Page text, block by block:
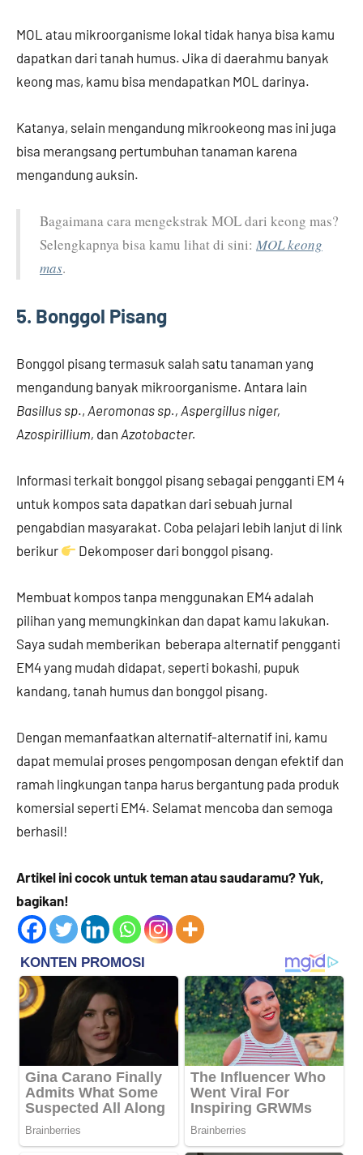
MOL atau mikroorganisme lokal tidak hanya bisa kamu
dapatkan dari tanah humus. Jika di daerahmu banyak
keong mas, kamu bisa mendapatkan MOL darinya.
Katanya, selain mengandung mikrookeong mas ini juga
bisa merangsang pertumbuhan tanaman karena
mengandung auksin.
Bagaimana cara mengekstrak MOL dari keong mas?
Selengkapnya bisa kamu lihat di sini: MOL keong
mas.
5. Bonggol Pisang
Bonggol pisang termasuk salah satu tanaman yang
mengandung banyak mikroorganisme. Antara lain
Basillus sp., Aeromonas sp., Aspergillus niger,
Azospirillium, dan Azotobacter.
Informasi terkait bonggol pisang sebagai pengganti EM 4
untuk kompos sata dapatkan dari sebuah jurnal
pengabdian masyarakat. Coba pelajari lebih lanjut di link
berikur
Dekomposer dari bonggol pisang.
Membuat kompos tanpa menggunakan EM4 adalah
pilihan yang memungkinkan dan dapat kamu lakukan.
Saya sudah memberikan beberapa alternatif pengganti
EM4 yang mudah didapat, seperti bokashi, pupuk
kandang, tanah humus dan bonggol pisang.
Dengan memanfaatkan alternatif-alternatif ini, kamu
dapat memulai proses pengomposan dengan efektif dan
ramah lingkungan tanpa harus bergantung pada produk
komersial seperti EM4. Selamat mencoba dan semoga
berhasil!
Artikel ini cocok untuk teman atau saudaramu? Yuk,
bagikan!